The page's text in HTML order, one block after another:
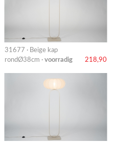
31677 · Beige kap
rondØ38cm · voorradig 218,90